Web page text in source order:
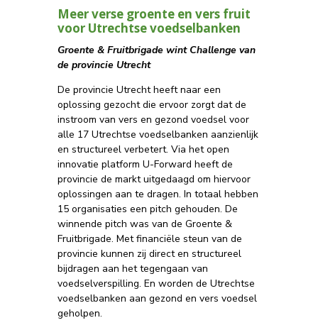
Meer verse groente en vers fruit
voor Utrechtse voedselbanken
Groente & Fruitbrigade wint Challenge van
de provincie Utrecht
De provincie Utrecht heeft naar een
oplossing gezocht die ervoor zorgt dat de
instroom van vers en gezond voedsel voor
alle 17 Utrechtse voedselbanken aanzienlijk
en structureel verbetert. Via het open
innovatie platform U-Forward heeft de
provincie de markt uitgedaagd om hiervoor
oplossingen aan te dragen. In totaal hebben
15 organisaties een pitch gehouden. De
winnende pitch was van de Groente &
Fruitbrigade. Met financiële steun van de
provincie kunnen zij direct en structureel
bijdragen aan het tegengaan van
voedselverspilling. En worden de Utrechtse
voedselbanken aan gezond en vers voedsel
geholpen.